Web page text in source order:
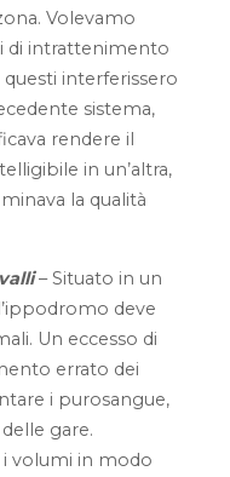
Volevamo
di intrattenimento
questi interferissero
sistema,
rendere il
in un’altra,
la qualità
– Situato in un
deve
Un eccesso di
errato dei
i purosangue,
gare.
i volumi in modo